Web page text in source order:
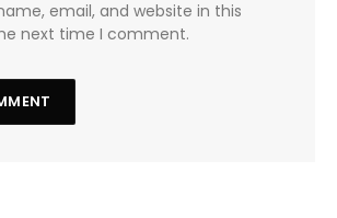
email, and website in this
next time I comment.